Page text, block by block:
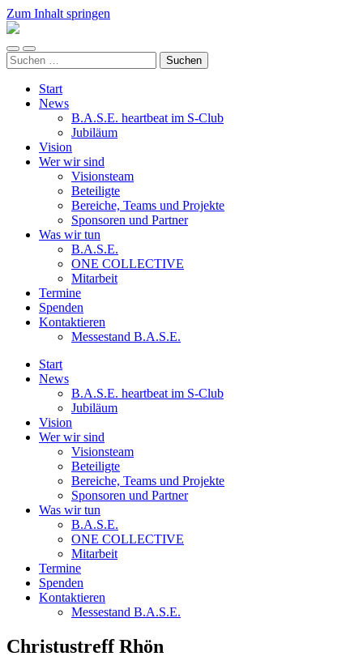
Zum Inhalt springen
ALL
ONE
e.V.
Mobile-
Menü
Suchfeld
ein-/ausblenden
Suchen
nach:
Start
News
B.A.S.E. heartbeat im S-Club
Jubiläum
Vision
Wer wir sind
Visionsteam
Beteiligte
Bereiche, Teams und Projekte
Sponsoren und Partner
Was wir tun
B.A.S.E.
ONE COLLECTIVE
Mitarbeit
Termine
Spenden
Kontaktieren
Messestand B.A.S.E.
Start
News
B.A.S.E. heartbeat im S-Club
Jubiläum
Vision
Wer wir sind
Visionsteam
Beteiligte
Bereiche, Teams und Projekte
Sponsoren und Partner
Was wir tun
B.A.S.E.
ONE COLLECTIVE
Mitarbeit
Termine
Spenden
Kontaktieren
Messestand B.A.S.E.
Christustreff Rhön